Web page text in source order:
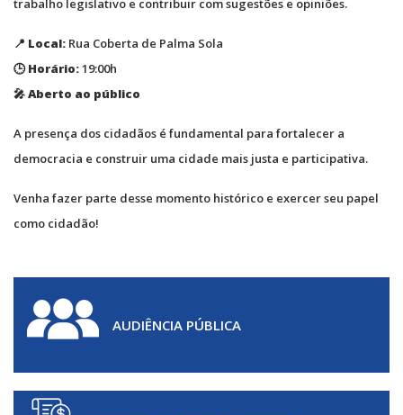
trabalho legislativo e contribuir com sugestões e opiniões.
📍 Local: Rua Coberta de Palma Sola
🕒Horário:19:00h
🎤Aberto ao público
A presença dos cidadãos é fundamental para fortalecer a
democracia e construir uma cidade mais justa e participativa.
Venha fazer parte desse momento histórico e exercer seu papel
como cidadão!
AUDIÊNCIA PÚBLICA